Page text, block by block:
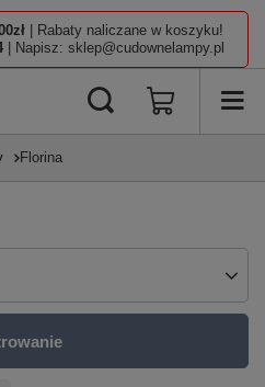
| Rabaty naliczane w koszyku!
| Napisz: sklep@cudownelampy.pl
Florina